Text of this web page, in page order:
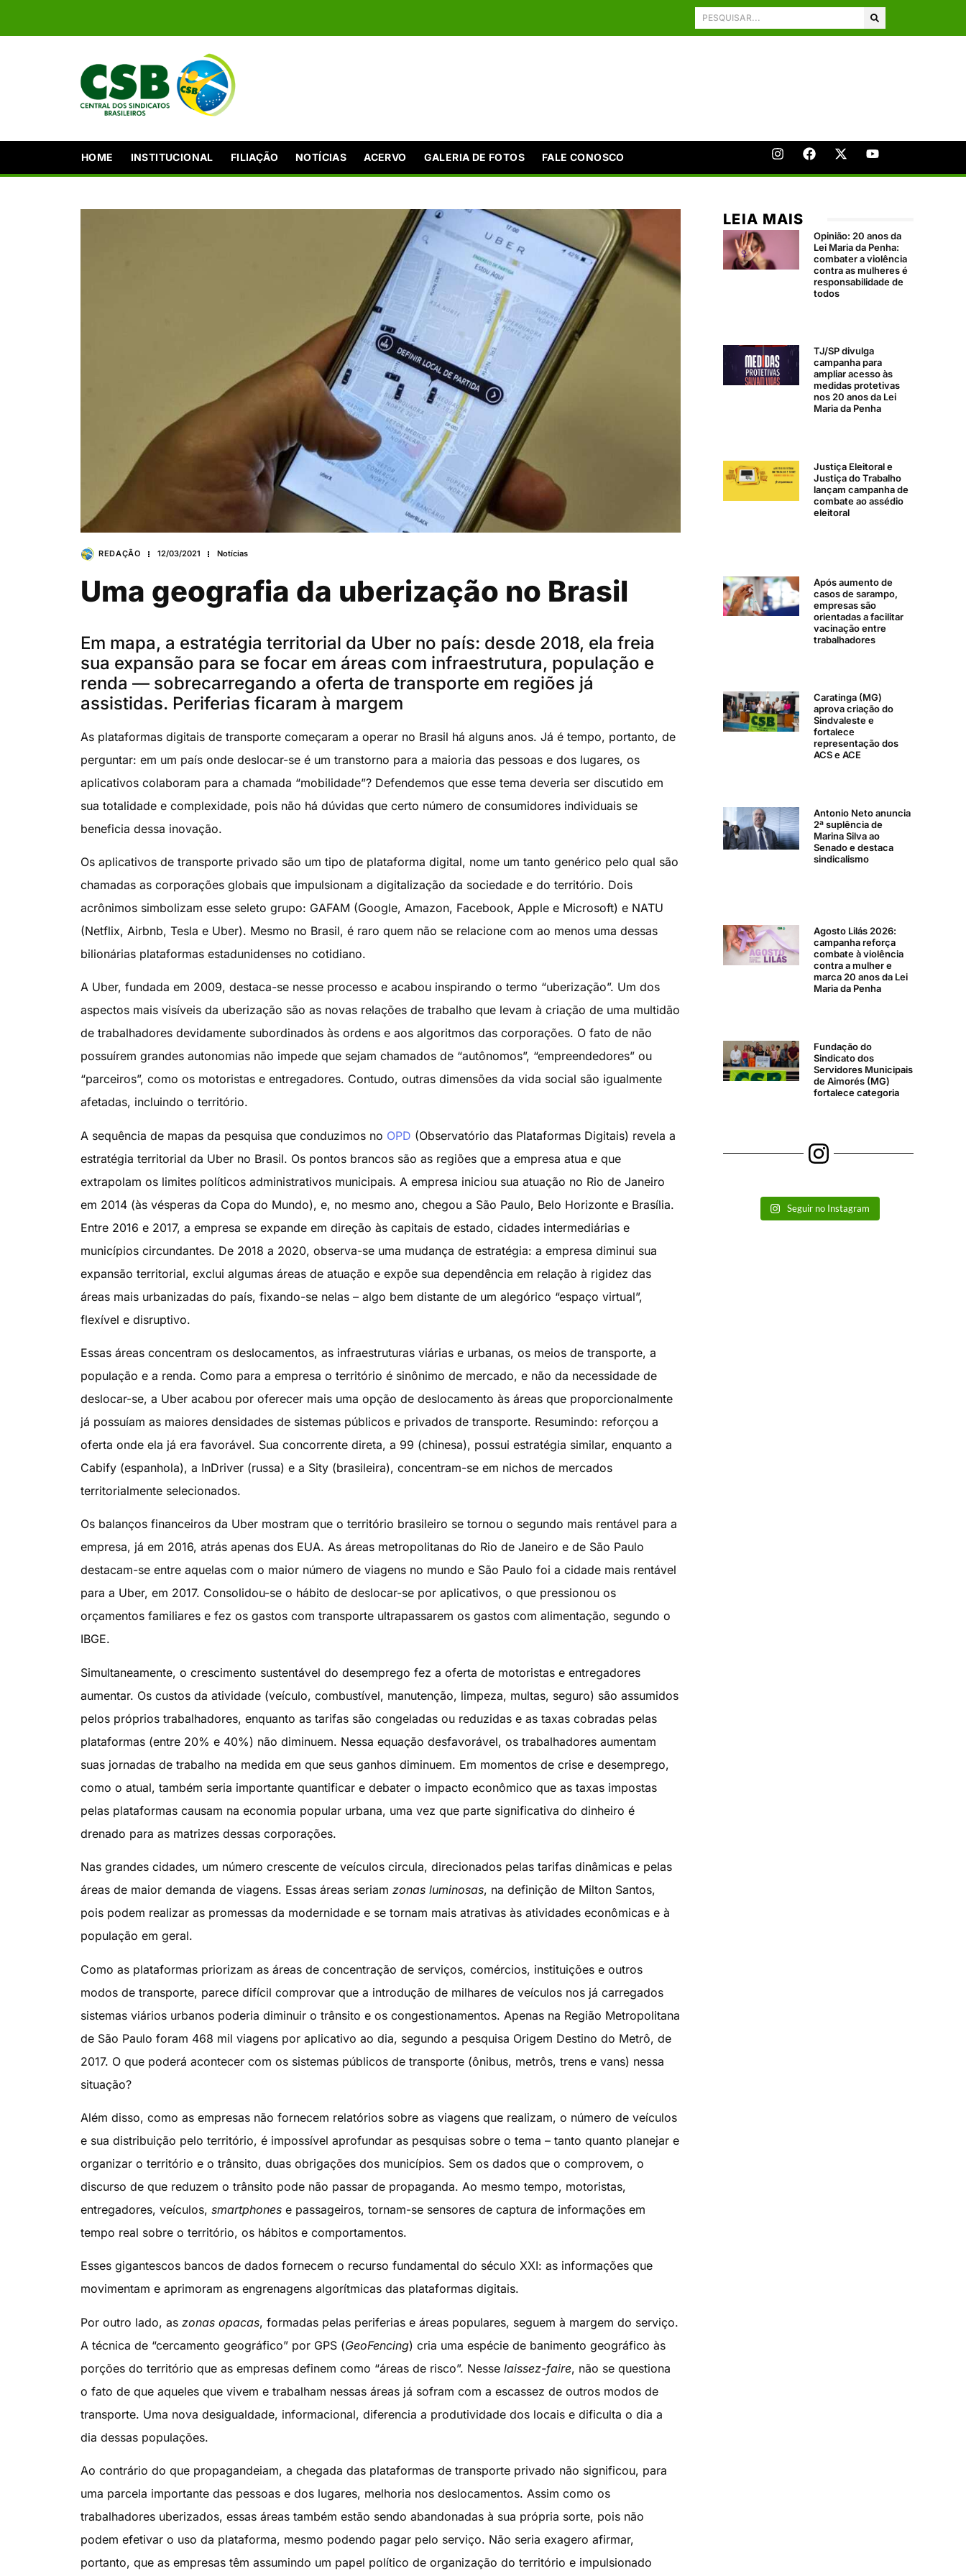
HOME INSTITUCIONAL FILIAÇÃO NOTÍCIAS ACERVO GALERIA DE FOTOS FALE CONOSCO
REDAÇÃO 12/03/2021 Notícias
Uma geografia da uberização no Brasil
Em mapa, a estratégia territorial da Uber no país: desde 2018, ela freia
sua expansão para se focar em áreas com infraestrutura, população e
renda — sobrecarregando a oferta de transporte em regiões já
assistidas. Periferias ficaram à margem
As plataformas digitais de transporte começaram a operar no Brasil há alguns anos. Já é tempo, portanto, de
perguntar: em um país onde deslocar-se é um transtorno para a maioria das pessoas e dos lugares, os
aplicativos colaboram para a chamada “mobilidade”? Defendemos que esse tema deveria ser discutido em
sua totalidade e complexidade, pois não há dúvidas que certo número de consumidores individuais se
beneficia dessa inovação.
Os aplicativos de transporte privado são um tipo de plataforma digital, nome um tanto genérico pelo qual são
chamadas as corporações globais que impulsionam a digitalização da sociedade e do território. Dois
acrônimos simbolizam esse seleto grupo: GAFAM (Google, Amazon, Facebook, Apple e Microsoft) e NATU
(Netflix, Airbnb, Tesla e Uber). Mesmo no Brasil, é raro quem não se relacione com ao menos uma dessas
bilionárias plataformas estadunidenses no cotidiano.
A Uber, fundada em 2009, destaca-se nesse processo e acabou inspirando o termo “uberização”. Um dos
aspectos mais visíveis da uberização são as novas relações de trabalho que levam à criação de uma multidão
de trabalhadores devidamente subordinados às ordens e aos algoritmos das corporações. O fato de não
possuírem grandes autonomias não impede que sejam chamados de “autônomos”, “empreendedores” ou
“parceiros”, como os motoristas e entregadores. Contudo, outras dimensões da vida social são igualmente
afetadas, incluindo o território.
A sequência de mapas da pesquisa que conduzimos no OPD (Observatório das Plataformas Digitais) revela a
estratégia territorial da Uber no Brasil. Os pontos brancos são as regiões que a empresa atua e que
extrapolam os limites políticos administrativos municipais. A empresa iniciou sua atuação no Rio de Janeiro
em 2014 (às vésperas da Copa do Mundo), e, no mesmo ano, chegou a São Paulo, Belo Horizonte e Brasília.
Entre 2016 e 2017, a empresa se expande em direção às capitais de estado, cidades intermediárias e
municípios circundantes. De 2018 a 2020, observa-se uma mudança de estratégia: a empresa diminui sua
expansão territorial, exclui algumas áreas de atuação e expõe sua dependência em relação à rigidez das
áreas mais urbanizadas do país, fixando-se nelas – algo bem distante de um alegórico “espaço virtual”,
flexível e disruptivo.
Essas áreas concentram os deslocamentos, as infraestruturas viárias e urbanas, os meios de transporte, a
população e a renda. Como para a empresa o território é sinônimo de mercado, e não da necessidade de
deslocar-se, a Uber acabou por oferecer mais uma opção de deslocamento às áreas que proporcionalmente
já possuíam as maiores densidades de sistemas públicos e privados de transporte. Resumindo: reforçou a
oferta onde ela já era favorável. Sua concorrente direta, a 99 (chinesa), possui estratégia similar, enquanto a
Cabify (espanhola), a InDriver (russa) e a Sity (brasileira), concentram-se em nichos de mercados
territorialmente selecionados.
Os balanços financeiros da Uber mostram que o território brasileiro se tornou o segundo mais rentável para a
empresa, já em 2016, atrás apenas dos EUA. As áreas metropolitanas do Rio de Janeiro e de São Paulo
destacam-se entre aquelas com o maior número de viagens no mundo e São Paulo foi a cidade mais rentável
para a Uber, em 2017. Consolidou-se o hábito de deslocar-se por aplicativos, o que pressionou os
orçamentos familiares e fez os gastos com transporte ultrapassarem os gastos com alimentação, segundo o
IBGE.
Simultaneamente, o crescimento sustentável do desemprego fez a oferta de motoristas e entregadores
aumentar. Os custos da atividade (veículo, combustível, manutenção, limpeza, multas, seguro) são assumidos
pelos próprios trabalhadores, enquanto as tarifas são congeladas ou reduzidas e as taxas cobradas pelas
plataformas (entre 20% e 40%) não diminuem. Nessa equação desfavorável, os trabalhadores aumentam
suas jornadas de trabalho na medida em que seus ganhos diminuem. Em momentos de crise e desemprego,
como o atual, também seria importante quantificar e debater o impacto econômico que as taxas impostas
pelas plataformas causam na economia popular urbana, uma vez que parte significativa do dinheiro é
drenado para as matrizes dessas corporações.
Nas grandes cidades, um número crescente de veículos circula, direcionados pelas tarifas dinâmicas e pelas
áreas de maior demanda de viagens. Essas áreas seriam zonas luminosas, na definição de Milton Santos,
pois podem realizar as promessas da modernidade e se tornam mais atrativas às atividades econômicas e à
população em geral.
Como as plataformas priorizam as áreas de concentração de serviços, comércios, instituições e outros
modos de transporte, parece difícil comprovar que a introdução de milhares de veículos nos já carregados
sistemas viários urbanos poderia diminuir o trânsito e os congestionamentos. Apenas na Região Metropolitana
de São Paulo foram 468 mil viagens por aplicativo ao dia, segundo a pesquisa Origem Destino do Metrô, de
2017. O que poderá acontecer com os sistemas públicos de transporte (ônibus, metrôs, trens e vans) nessa
situação?
Além disso, como as empresas não fornecem relatórios sobre as viagens que realizam, o número de veículos
e sua distribuição pelo território, é impossível aprofundar as pesquisas sobre o tema – tanto quanto planejar e
organizar o território e o trânsito, duas obrigações dos municípios. Sem os dados que o comprovem, o
discurso de que reduzem o trânsito pode não passar de propaganda. Ao mesmo tempo, motoristas,
entregadores, veículos, smartphones e passageiros, tornam-se sensores de captura de informações em
tempo real sobre o território, os hábitos e comportamentos.
Esses gigantescos bancos de dados fornecem o recurso fundamental do século XXI: as informações que
movimentam e aprimoram as engrenagens algorítmicas das plataformas digitais.
Por outro lado, as zonas opacas, formadas pelas periferias e áreas populares, seguem à margem do serviço.
A técnica de “cercamento geográfico” por GPS (GeoFencing) cria uma espécie de banimento geográfico às
porções do território que as empresas definem como “áreas de risco”. Nesse laissez-faire, não se questiona
o fato de que aqueles que vivem e trabalham nessas áreas já sofram com a escassez de outros modos de
transporte. Uma nova desigualdade, informacional, diferencia a produtividade dos locais e dificulta o dia a
dia dessas populações.
Ao contrário do que propagandeiam, a chegada das plataformas de transporte privado não significou, para
uma parcela importante das pessoas e dos lugares, melhoria nos deslocamentos. Assim como os
trabalhadores uberizados, essas áreas também estão sendo abandonadas à sua própria sorte, pois não
podem efetivar o uso da plataforma, mesmo podendo pagar pelo serviço. Não seria exagero afirmar,
portanto, que as empresas têm assumindo um papel político de organização do território e impulsionado
LEIA MAIS
Opinião: 20 anos da
Lei Maria da Penha:
combater a violência
contra as mulheres é
responsabilidade de
todos
TJ/SP divulga
campanha para
ampliar acesso às
medidas protetivas
nos 20 anos da Lei
Maria da Penha
Justiça Eleitoral e
Justiça do Trabalho
lançam campanha de
combate ao assédio
eleitoral
Após aumento de
casos de sarampo,
empresas são
orientadas a facilitar
vacinação entre
trabalhadores
Caratinga (MG)
aprova criação do
Sindvaleste e
fortalece
representação dos
ACS e ACE
Antonio Neto anuncia
2ª suplência de
Marina Silva ao
Senado e destaca
sindicalismo
Agosto Lilás 2026:
campanha reforça
combate à violência
contra a mulher e
marca 20 anos da Lei
Maria da Penha
Fundação do
Sindicato dos
Servidores Municipais
de Aimorés (MG)
fortalece categoria
Seguir no Instagram